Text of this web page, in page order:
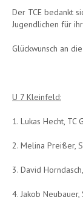
Der TCE bedankt
Jugendlichen für
Glückwunsch an
U 7 Kleinfeld:
1. Lukas Hecht, TC
2. Melina Preißer,
3. David
4. Jakob Neubauer,